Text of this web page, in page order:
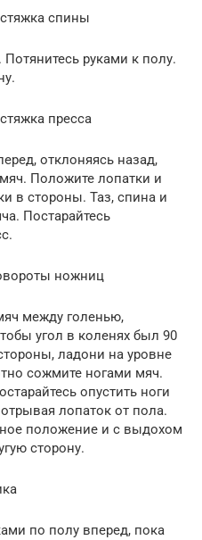
спины
руками к полу.
пресса
отклоняясь назад,
Положите лопатки и
в стороны. Таз, спина и
Постарайтесь
ножниц
между голенью,
угол в коленях был 90
ладони на уровне
сожмите ногами мяч.
опустить ноги
лопаток от пола.
положение и с выдохом
сторону.
по полу вперед, пока